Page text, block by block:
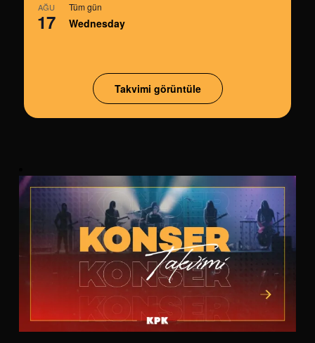
AĞU
17
Tüm gün
Wednesday
Takvimi görüntüle